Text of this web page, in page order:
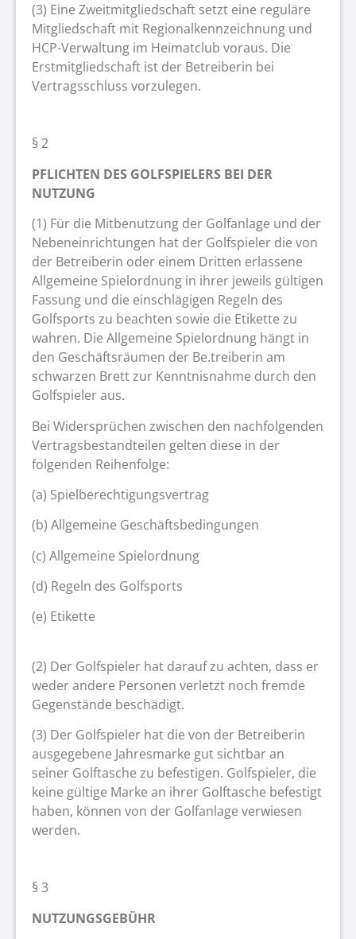
(3) Eine Zweitmitgliedschaft setzt eine reguläre
Mitgliedschaft mit Regionalkennzeichnung und
HCP-Verwaltung im Heimatclub voraus. Die
Erstmitgliedschaft ist der Betreiberin bei
Vertragsschluss vorzulegen.
§ 2
PFLICHTEN DES GOLFSPIELERS BEI DER
NUTZUNG
(1) Für die Mitbenutzung der Golfanlage und der
Nebeneinrichtungen hat der Golfspieler die von
der Betreiberin oder einem Dritten erlassene
Allgemeine Spielordnung in ihrer jeweils gültigen
Fassung und die einschlägigen Regeln des
Golfsports zu beachten sowie die Etikette zu
wahren. Die Allgemeine Spielordnung hängt in
den Geschäftsräumen der Be.treiberin am
schwarzen Brett zur Kenntnisnahme durch den
Golfspieler aus.
Bei Widersprüchen zwischen den nachfolgenden
Vertragsbestandteilen gelten diese in der
folgenden Reihenfolge:
(a) Spielberechtigungsvertrag
(b) Allgemeine Geschäftsbedingungen
(c) Allgemeine Spielordnung
(d) Regeln des Golfsports
(e) Etikette
(2) Der Golfspieler hat darauf zu achten, dass er
weder andere Personen verletzt noch fremde
Gegenstände beschädigt.
(3) Der Golfspieler hat die von der Betreiberin
ausgegebene Jahresmarke gut sichtbar an
seiner Golftasche zu befestigen. Golfspieler, die
keine gültige Marke an ihrer Golftasche befestigt
haben, können von der Golfanlage verwiesen
werden.
§ 3
NUTZUNGSGEBÜHR